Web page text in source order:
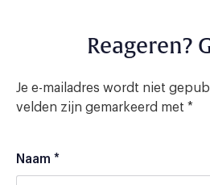
Reageren?
Je e-mailadres wordt niet
velden zijn gemarkeerd met *
Naam *